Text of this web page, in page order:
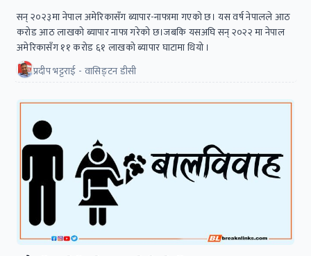
सन् २०२३मा नेपाल अमेरिकासँग ब्यापार-नाफामा गएको छ। यस वर्ष नेपालले आठ
करोड आठ लाखको ब्यापार नाफा गरेको छ।जबकि यसअघि सन् २०२२ मा नेपाल
अमेरिकासँग ११ करोड ६१ लाखको ब्यापार घाटामा थियो ।
प्रदीप भट्टराई - वासिङ्टन डीसी